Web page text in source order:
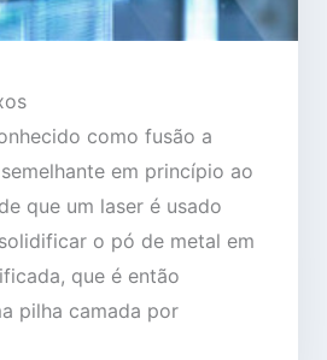
como fusão a
em princípio ao
que um laser é usado
o pó de metal em
que é então
pilha camada por